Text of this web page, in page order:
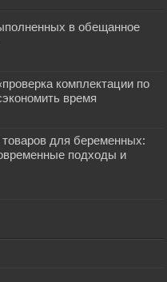
в обещанное
комплектации по
время
товаров для беременных:
подходы и